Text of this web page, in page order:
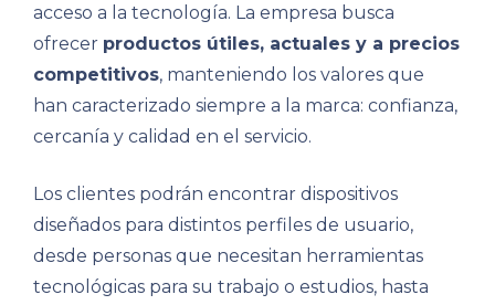
acceso a la tecnología. La empresa busca
ofrecer productos útiles, actuales y a precios
competitivos, manteniendo los valores que
han caracterizado siempre a la marca: confianza,
cercanía y calidad en el servicio.
Los clientes podrán encontrar dispositivos
diseñados para distintos perfiles de usuario,
desde personas que necesitan herramientas
tecnológicas para su trabajo o estudios, hasta